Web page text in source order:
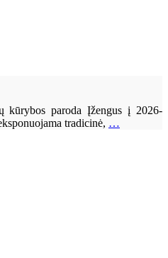
kūrybos paroda Įžengus į 2026-
tradicinė, …